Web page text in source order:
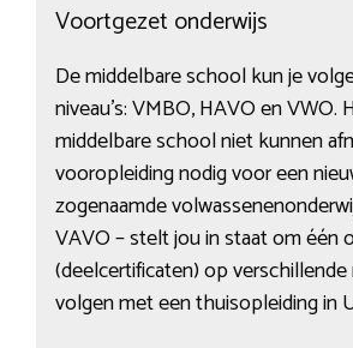
Voortgezet onderwijs
De middelbare school kun je
niveau’s: VMBO, HAVO en VWO.
middelbare school niet kunnen
vooropleiding nodig voor een
zogenaamde
VAVO – stelt jou in staat om één
(deelcertificaten) op
volgen met een thuisopleiding in